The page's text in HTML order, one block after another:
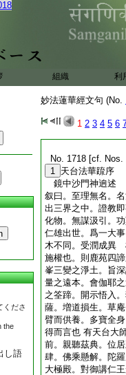
組織 利
くださ
the
し語
妙法蓮華經文句 (No.
1 2 3 4 5 6
No. 1718 [cf. Nos.
1 天台法華䟽序
鏡中沙門神逈述
叙曰。至理無名。
出三界之中。證教
化物。無謀汲引。
仁雄出世。爲一大
木不同。受潤成異
施權也。則鹿苑四
峯三變之淨土。旨
量之遠本。會伽耶
之筌蹄。開示悟入
薩。増道損生。草
臂而供養。多寶全
得而言也 有天台大
前。親聽茲典。位
肆。佛乘懸解。陀
大極殿。對御講仁